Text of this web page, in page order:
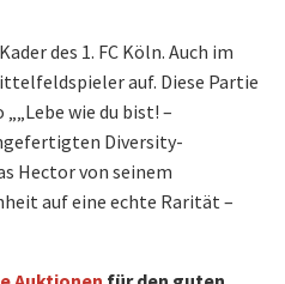
des 1. FC Köln. Auch im
auf. Diese Partie
wie du bist! –
Diversity-
Hector von seinem
auf eine echte Rarität –